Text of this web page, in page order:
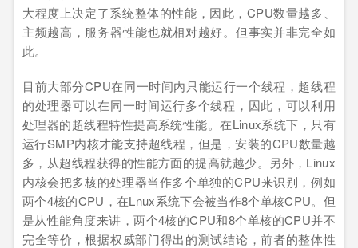
大程度上决定了系统整体的性能，因此，CPU数量越多、
主频越高，服务器性能也就相对越好。但事实并非完全如
此。
目前大部分CPU在同一时间内只能运行一个线程，超线程
的处理器可以在同一时间运行多个线程，因此，可以利用
处理器的超线程特性提高系统性能。在Linux系统下，只有
运行SMP内核才能支持超线程，但是，安装的CPU数量越
多，从超线程获得的性能方面的提高就越少。另外，Linux
内核会把多核的处理器当作多个单独的CPU来识别，例如
两个4核的CPU，在Lnux系统下会被当作8个单核CPU。但
是从性能角度来讲，两个4核的CPU和8个单核的CPU并不
完全等价，根据权威部门得出的测试结论，前者的整体性